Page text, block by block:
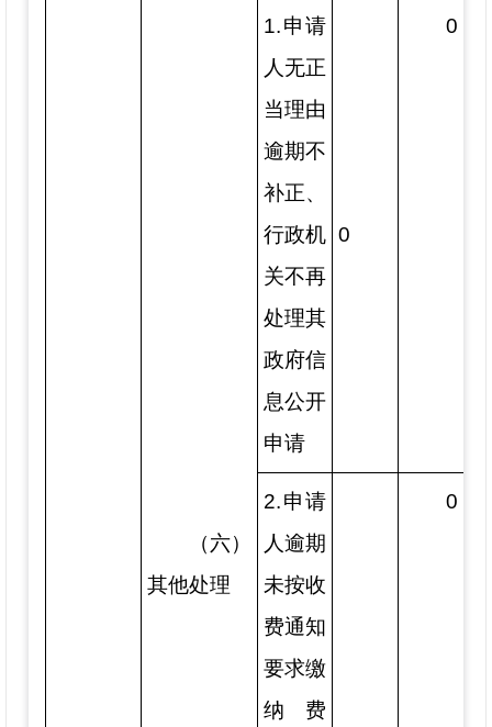
（六）
其他处理
1.申请
人无正
当理由
逾期不
补正、
行政机
关不再
处理其
政府信
息公开
申请
0
0
2.申请
人逾期
未按收
费通知
要求缴
纳费
0